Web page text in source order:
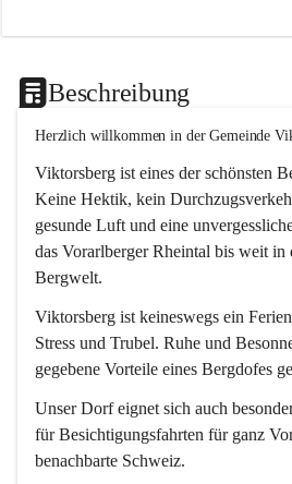
Beschreibung
Herzlich willkommen in der Gemeinde
Viktorsberg ist eines der schönsten
Keine Hektik, kein
gesunde Luft und eine
das Vorarlberger Rheintal bis weit in
Bergwelt.
Viktorsberg ist keineswegs ein
Stress und Trubel. Ruhe und
gegebene Vorteile eines Bergdofes
Unser Dorf eignet sich auch
für Besichtigungsfahrten für ganz
benachbarte Schweiz.